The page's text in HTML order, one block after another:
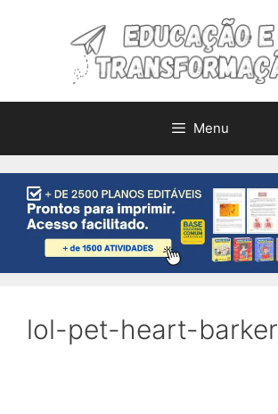
Menu
lol-pet-heart-barker